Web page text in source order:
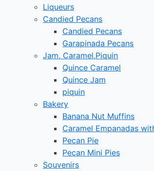
Liqueurs
Candied Pecans
Candied Pecans
Garapinada Pecans
Jam, Caramel,Piquin
Quince Caramel
Quince Jam
piquin
Bakery
Banana Nut Muffins
Caramel Empanadas
Pecan Pie
Pecan Mini Pies
Souvenirs